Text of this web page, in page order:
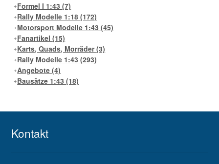
Formel I 1:43(7)
Rally Modelle 1:18(172)
Motorsport Modelle 1:43(45)
Fanartikel(15)
Karts, Quads, Morräder(3)
Rally Modelle 1:43(293)
Angebote(4)
Bausätze 1:43(18)
Kontakt